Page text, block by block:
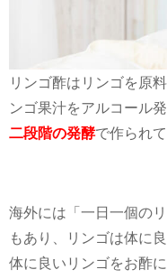
リンゴ酢はリンゴを原
ンゴ果汁をアルコール
二段階の発酵で作られて
海外には「一日一個の
もあり、リンゴは体に
体に良いリンゴをお酢